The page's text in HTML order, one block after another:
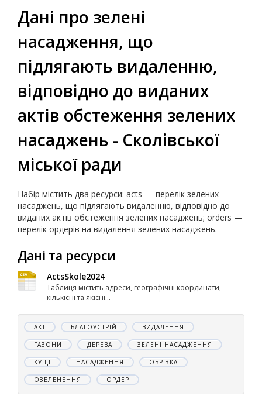
Дані про зелені
насадження, що
підлягають видаленню,
відповідно до виданих
актів обстеження зелених
насаджень - Сколівської
міської ради
Набір містить два ресурси: acts — перелік зелених
насаджень, що підлягають видаленню, відповідно до
виданих актів обстеження зелених насаджень; orders —
перелік ордерів на видалення зелених насаджень.
Дані та ресурси
ActsSkole2024
Таблиця містить адреси, географічні координати,
кількісні та якісні...
АКТ БЛАГОУСТРІЙ ВИДАЛЕННЯ
ГАЗОНИ ДЕРЕВА ЗЕЛЕНІ НАСАДЖЕННЯ
КУЩІ НАСАДЖЕННЯ ОБРІЗКА
ОЗЕЛЕНЕННЯ ОРДЕР